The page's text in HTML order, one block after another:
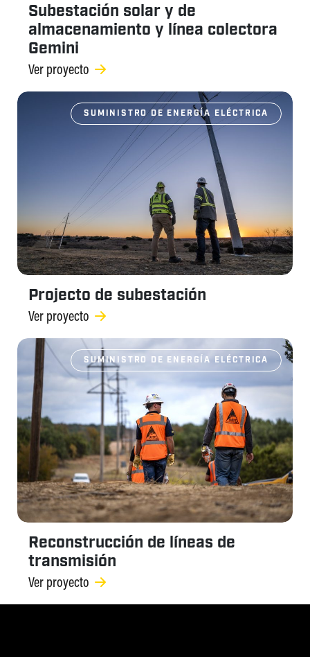
Subestación solar y de
almacenamiento y línea colectora
Gemini
Ver proyecto
SUMINISTRO DE ENERGÍA ELÉCTRICA
Projecto de subestación
Ver proyecto
SUMINISTRO DE ENERGÍA ELÉCTRICA
Reconstrucción de líneas de
transmisión
Ver proyecto